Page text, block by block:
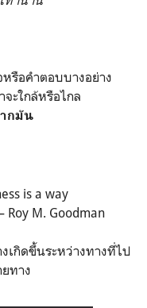
รือคำตอบบางอย่าง
ะใกล้หรือไกล
กมัน
is a way
Roy M. Goodman
เกิดขึ้นระหว่างทางที่ไป
ทาง